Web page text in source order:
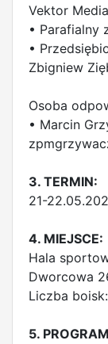
Vektor Media
• Parafialny
•
Zbigniew
Osoba
• Marcin
3. TERMIN:
21-
4. MIEJSCE:
Hala
Dworcowa
Liczba
5.